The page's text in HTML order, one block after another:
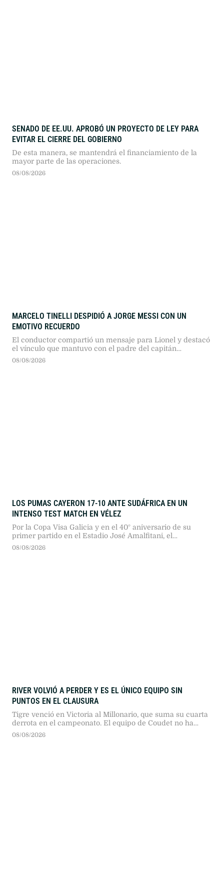
SENADO DE EE.UU. APROBÓ UN PROYECTO DE LEY PARA
EVITAR EL CIERRE DEL GOBIERNO
De esta manera, se mantendrá el financiamiento de la
mayor parte de las operaciones.
08/08/2026
MARCELO TINELLI DESPIDIÓ A JORGE MESSI CON UN
EMOTIVO RECUERDO
El conductor compartió un mensaje para Lionel y destacó
el vínculo que mantuvo con el padre del capitán
argentino.
08/08/2026
LOS PUMAS CAYERON 17-10 ANTE SUDÁFRICA EN UN
INTENSO TEST MATCH EN VÉLEZ
Por la Copa Visa Galicia y en el 40° aniversario de su
primer partido en el Estadio José Amalfitani, el
seleccionado argentino dio pelea ante los bicampeones
08/08/2026
RIVER VOLVIÓ A PERDER Y ES EL ÚNICO EQUIPO SIN
PUNTOS EN EL CLAUSURA
Tigre venció en Victoria al Millonario, que suma su cuarta
derrota en el campeonato. El equipo de Coudet no ha
podido marcar goles desde que comenzó el torneo.
08/08/2026